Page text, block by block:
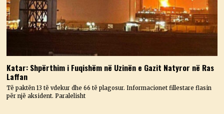
Katar: Shpërthim i Fuqishëm në Uzinën e Gazit Natyror në Ras
Laffan
Të paktën 13 të vdekur dhe 66 të plagosur. Informacionet fillestare flasin
për një aksident. Paralelisht